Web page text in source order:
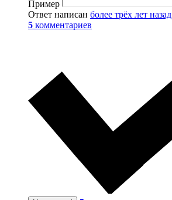
Пример
Ответ написан более трёх лет назад
5 комментариев